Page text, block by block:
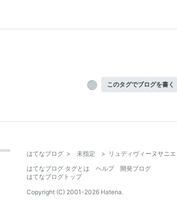
このタグでブログを書く
はてなブログ > 未指定 >
リュディヴィーヌサニエ
はてなブログ タグとは
ヘルプ
開発ブログ
はてなブログトップ
Copyright (C) 2001-2026 Hatena.